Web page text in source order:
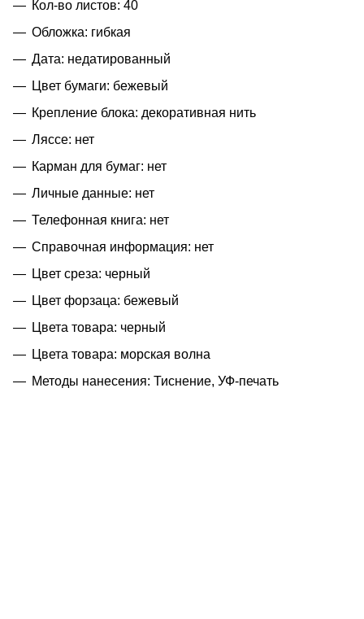
Кол-во листов: 40
Обложка: гибкая
Дата: недатированный
Цвет бумаги: бежевый
Крепление блока: декоративная нить
Ляссе: нет
Карман для бумаг: нет
Личные данные: нет
Телефонная книга: нет
Справочная информация: нет
Цвет среза: черный
Цвет форзаца: бежевый
Цвета товара: черный
Цвета товара: морская волна
Методы нанесения: Тиснение, УФ-печать